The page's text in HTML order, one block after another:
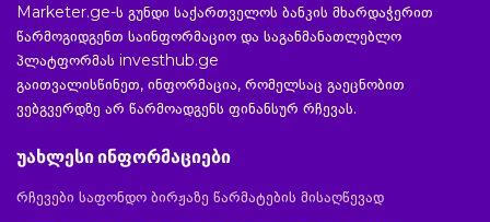
Marketer.ge-ს გუნდი საქართველოს ბანკის მხარდაჭერით
წარმოგიდგენთ საინფორმაციო და საგანმანათლებლო
პლატფორმას investhub.ge
გაითვალისწინეთ, ინფორმაცია, რომელსაც გაეცნობით
ვებგვერდზე არ წარმოადგენს ფინანსურ რჩევას.
უახლესი ინფორმაციები
რჩევები საფონდო ბირჟაზე წარმატების მისაღწევად